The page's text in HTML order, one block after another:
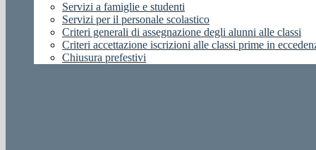
Servizi a famiglie e studenti
Servizi per il personale scolastico
Criteri generali di assegnazione degli alunni alle classi
Criteri accettazione iscrizioni alle classi prime in
Chiusura prefestivi